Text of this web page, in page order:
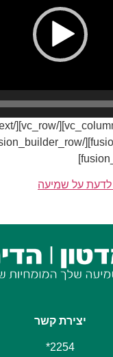
על שמיעה
יצירת קשר
2254*